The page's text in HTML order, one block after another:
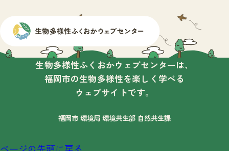
生物多様性ふくおかウェブセンターは、
福岡市の生物多様性を楽しく学べる
ウェブサイトです。
福岡市 環境局 環境共生部 自然共生課